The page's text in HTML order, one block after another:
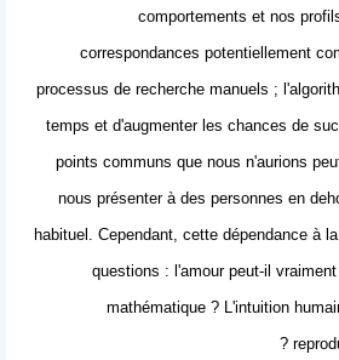
comportements et nos
correspondances potentiellement
processus de recherche manuels ;
temps et d'augmenter les chances de
points communs que nous n'aurions
nous présenter à des personnes en
habituel. Cependant, cette dépendance à
questions : l'amour peut-il
mathématique ? L'intuition